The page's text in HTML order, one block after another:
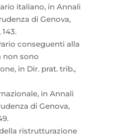
italiano, in Annali
di Genova,
conseguenti alla
non sono
in Dir. prat. trib.,
in Annali
di Genova,
ristrutturazione